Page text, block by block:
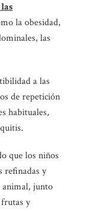
la obesidad,
las
a las
de repetición
habituales,
que los niños
refinadas y
animal, junto
y